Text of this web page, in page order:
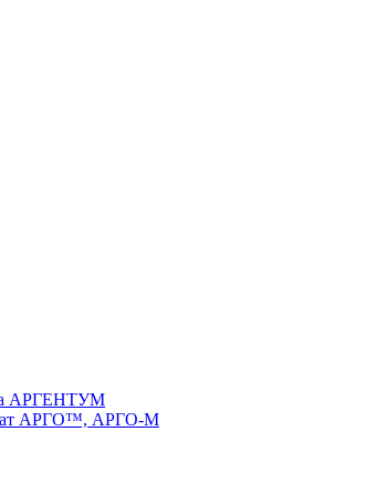
АРГЕНТУМ
АРГО™, АРГО-М